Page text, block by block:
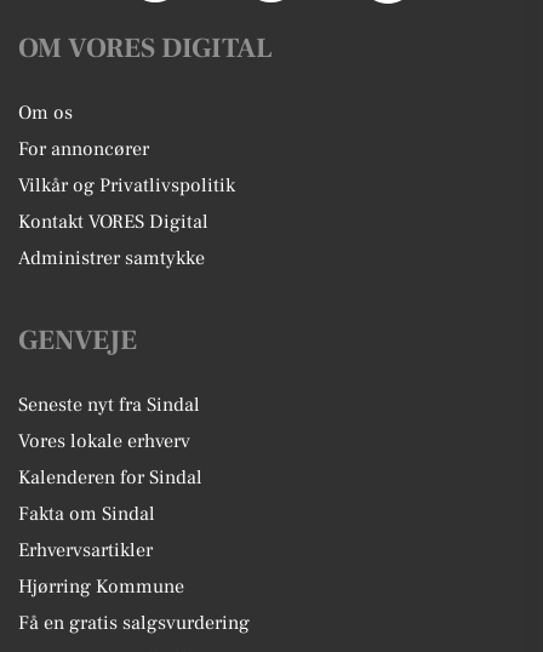
OM VORES DIGITAL
Om os
For annoncører
Vilkår og Privatlivspolitik
Kontakt VORES Digital
Administrer samtykke
GENVEJE
Seneste nyt fra Sindal
Vores lokale erhverv
Kalenderen for Sindal
Fakta om Sindal
Erhvervsartikler
Hjørring Kommune
Få en gratis salgsvurdering